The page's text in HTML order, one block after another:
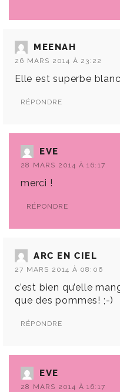
MEENAH
26 MARS 2014 À 23:22
Elle est superbe
RÉPONDRE
EVE
28 MARS 2014 À 16:17
merci !
RÉPONDRE
ARC EN CIEL
27 MARS 2014 À 08:06
c’est bien qu’elle
que des pommes! ;-)
RÉPONDRE
EVE
28 MARS 2014 À 16:17